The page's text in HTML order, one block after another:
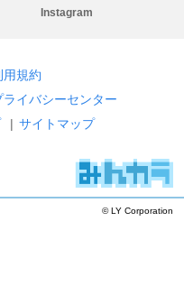
Instagram
用規約
ライバシーセンター
| サイトマップ
© LY Corporation